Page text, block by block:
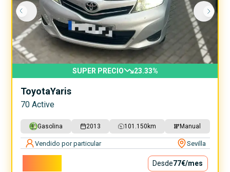
SUPER PRECIO 23.33%
ToyotaYaris
70 Active
Gasolina 2013 101.150 km Manual
Vendido por particular Sevilla
Desde77€/mes